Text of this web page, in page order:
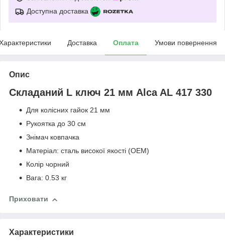
Доступна доставка
Доставка Оплата Умови повернення
Опис
Складаний L ключ 21 мм Alca AL 417 330
Для колісних гайок 21 мм
Рукоятка до 30 см
Знімач ковпачка
Матеріал: сталь високої якості (ОЕМ)
Колір чорний
Вага: 0.53 кг
Приховати
Характеристики